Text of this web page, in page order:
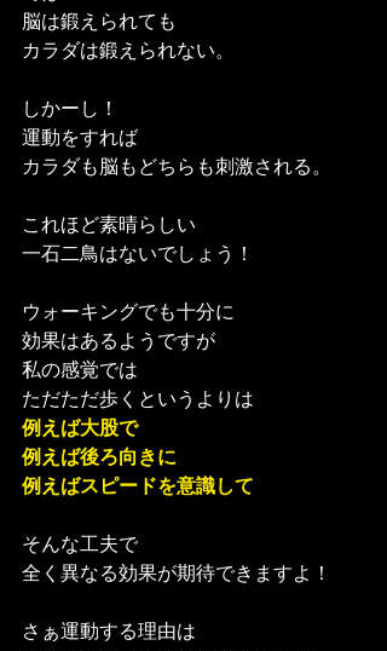
脳は鍛えられても
カラダは鍛えられない。
しかーし！
運動をすれば
カラダも脳もどちらも刺激される。
これほど素晴らしい
一石二鳥はないでしょう！
ウォーキングでも十分に
効果はあるようですが
私の感覚では
ただただ歩くというよりは
例えば大股で
例えば後ろ向きに
例えばスピードを意識して
そんな工夫で
全く異なる効果が期待できますよ！
さぁ運動する理由は